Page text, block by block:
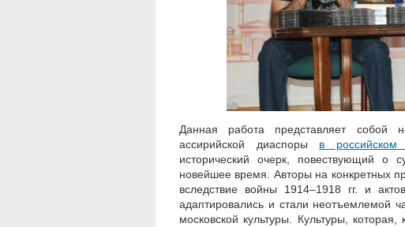
Данная работа представляет собой
ассирийской диаспоры в российском
исторический очерк, повествующий о
новейшее время. Авторы на конкретных
вследствие войны 1914–1918 гг. и
адаптировались и стали неотъемлемой
московской культуры. Культуры,